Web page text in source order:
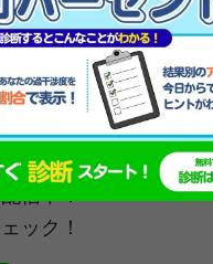
信中！
ック！